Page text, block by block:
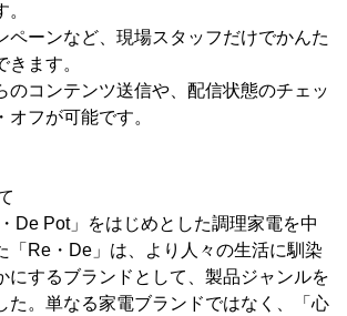
ペーンなど、現場スタッフだけでかんた
きます。
のコンテンツ送信や、配信状態のチェッ
オフが可能です。
De Pot」をはじめとした調理家電を中
「Re・De」は、より人々の生活に馴染
にするブランドとして、製品ジャンルを
た。単なる家電ブランドではなく、「心